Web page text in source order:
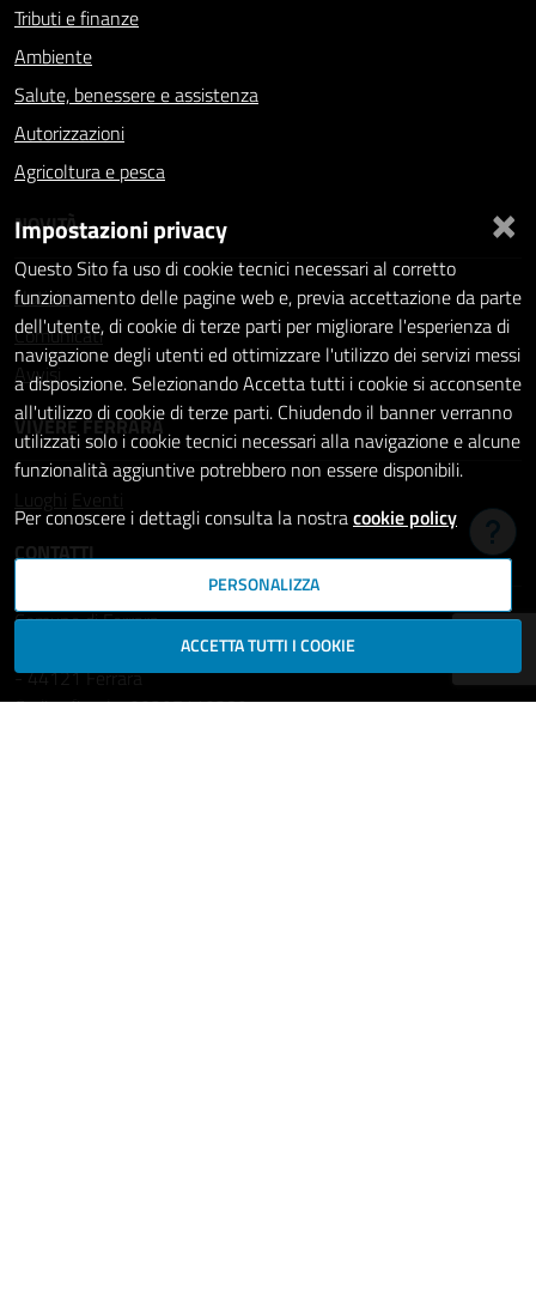
Tributi e finanze
Ambiente
Salute, benessere e assistenza
Autorizzazioni
Agricoltura e pesca
NOVITÀ
Notizie
Comunicati
Avvisi
VIVERE FERRARA
Luoghi
Eventi
CONTATTI
Comune di Ferrara
Piazza del Municipio, 2
- 44121 Ferrara
Codice fiscale: 00297110389
×
Impostazioni privacy
Questo Sito fa uso di cookie tecnici necessari al corretto
funzionamento delle pagine web e, previa accettazione da parte
dell'utente, di cookie di terze parti per migliorare l'esperienza di
navigazione degli utenti ed ottimizzare l'utilizzo dei servizi messi
a disposizione. Selezionando Accetta tutti i cookie si acconsente
all'utilizzo di cookie di terze parti. Chiudendo il banner verranno
utilizzati solo i cookie tecnici necessari alla navigazione e alcune
funzionalità aggiuntive potrebbero non essere disponibili.
Per conoscere i dettagli consulta la nostracookie policy
PERSONALIZZA
ACCETTA TUTTI I COOKIE
Hai